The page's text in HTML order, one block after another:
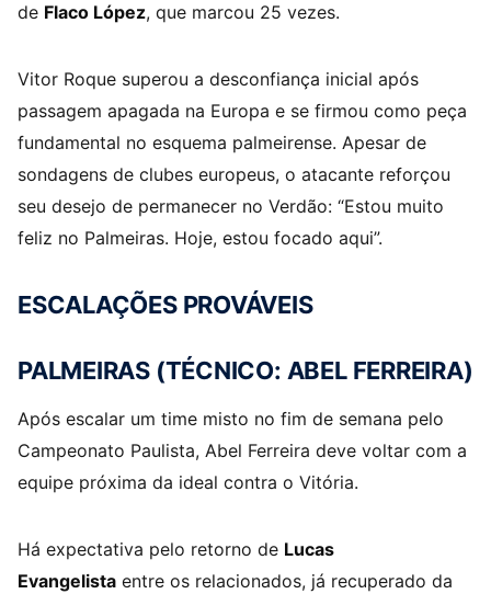
de Flaco López, que marcou 25 vezes.
Vitor Roque superou a desconfiança inicial após
passagem apagada na Europa e se firmou como peça
fundamental no esquema palmeirense. Apesar de
sondagens de clubes europeus, o atacante reforçou
seu desejo de permanecer no Verdão: “Estou muito
feliz no Palmeiras. Hoje, estou focado aqui”.
ESCALAÇÕES PROVÁVEIS
PALMEIRAS (TÉCNICO: ABEL FERREIRA)
Após escalar um time misto no fim de semana pelo
Campeonato Paulista, Abel Ferreira deve voltar com a
equipe próxima da ideal contra o Vitória.
Há expectativa pelo retorno de Lucas
Evangelista entre os relacionados, já recuperado da